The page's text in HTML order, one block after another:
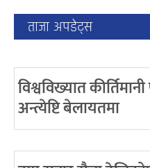
ताजा अपडेट्स
विश्वविख्यात
अन्त्येष्टि बेलायतमा